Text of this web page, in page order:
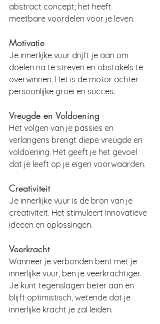
abstract concept; het heeft
meetbare voordelen voor je leven.
Motivatie
Je innerlijke vuur drijft je aan om
doelen na te streven en obstakels te
overwinnen. Het is de motor achter
persoonlijke groei en succes.
Vreugde en Voldoening
Het volgen van je passies en
verlangens brengt diepe vreugde en
voldoening. Het geeft je het gevoel
dat je leeft op je eigen voorwaarden.
Creativiteit
Je innerlijke vuur is de bron van je
creativiteit. Het stimuleert innovatieve
ideeën en oplossingen.
Veerkracht
Wanneer je verbonden bent met je
innerlijke vuur, ben je veerkrachtiger.
Je kunt tegenslagen beter aan en
blijft optimistisch, wetende dat je
innerlijke kracht je zal leiden.